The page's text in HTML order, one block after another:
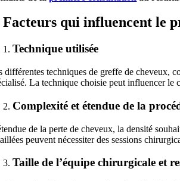
Facteurs qui influencent le
Technique utilisée
différentes techniques de greffe de cheveux,
La technique choisie peut influencer le
Complexité et étendue de la
de la perte de cheveux, la densité
peuvent nécessiter des sessions
Taille de l’équipe chirurgicale et